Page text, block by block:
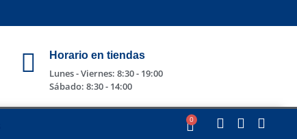
Horario en tiendas
Lunes - Viernes: 8:30 - 19:00
Sábado: 8:30 - 14:00
0